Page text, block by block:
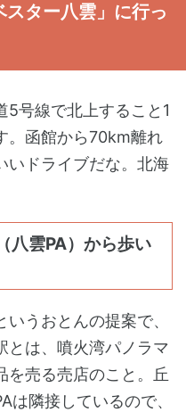
ター八雲」に行っ
5号線で北上すること1
。函館から70km離れ
いドライブだな。北海
八雲PA）から歩い
うおとんの提案で、
とは、噴火湾パノラマ
を売る売店のこと。丘
は隣接しているので、